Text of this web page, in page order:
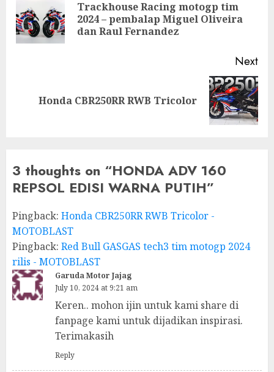
Trackhouse Racing motogp tim
2024 – pembalap Miguel Oliveira
dan Raul Fernandez
Next
NextHonda CBR250RR RWB Tricolor
3 thoughts on “HONDA ADV 160
REPSOL EDISI WARNA PUTIH”
Pingback: Honda CBR250RR RWB Tricolor -
MOTOBLAST
Pingback: Red Bull GASGAS tech3 tim motogp 2024
rilis - MOTOBLAST
Garuda Motor Jajag
July 10, 2024 at 9:21 am
Keren.. mohon ijin untuk kami share di
fanpage kami untuk dijadikan inspirasi.
Terimakasih
Reply